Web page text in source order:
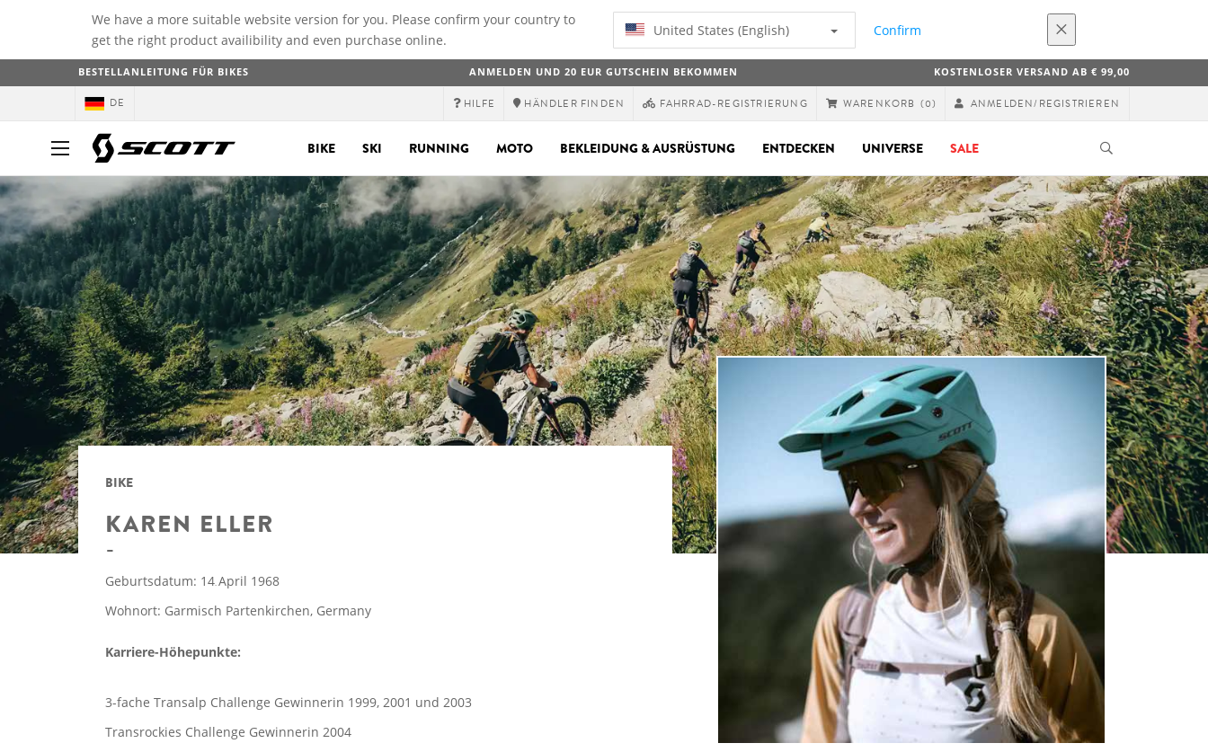
We have a more suitable website version for you. Please confirm your country to
get the right product availibility and even purchase online.
United States (English) Confirm
BESTELLANLEITUNG FÜR BIKES ANMELDEN UND 20 EUR GUTSCHEIN BEKOMMEN KOSTENLOSER VERSAND AB € 99,00
DE HILFE HÄNDLER FINDEN FAHRRAD-REGISTRIERUNG WARENKORB (0) ANMELDEN/REGISTRIEREN
BIKE SKI RUNNING MOTO BEKLEIDUNG & AUSRÜSTUNG ENTDECKEN UNIVERSE SALE
BIKE
KAREN ELLER
Geburtsdatum: 14 April 1968
Wohnort: Garmisch Partenkirchen, Germany
Karriere-Höhepunkte:
3-fache Transalp Challenge Gewinnerin 1999, 2001 und 2003
Transrockies Challenge Gewinnerin 2004